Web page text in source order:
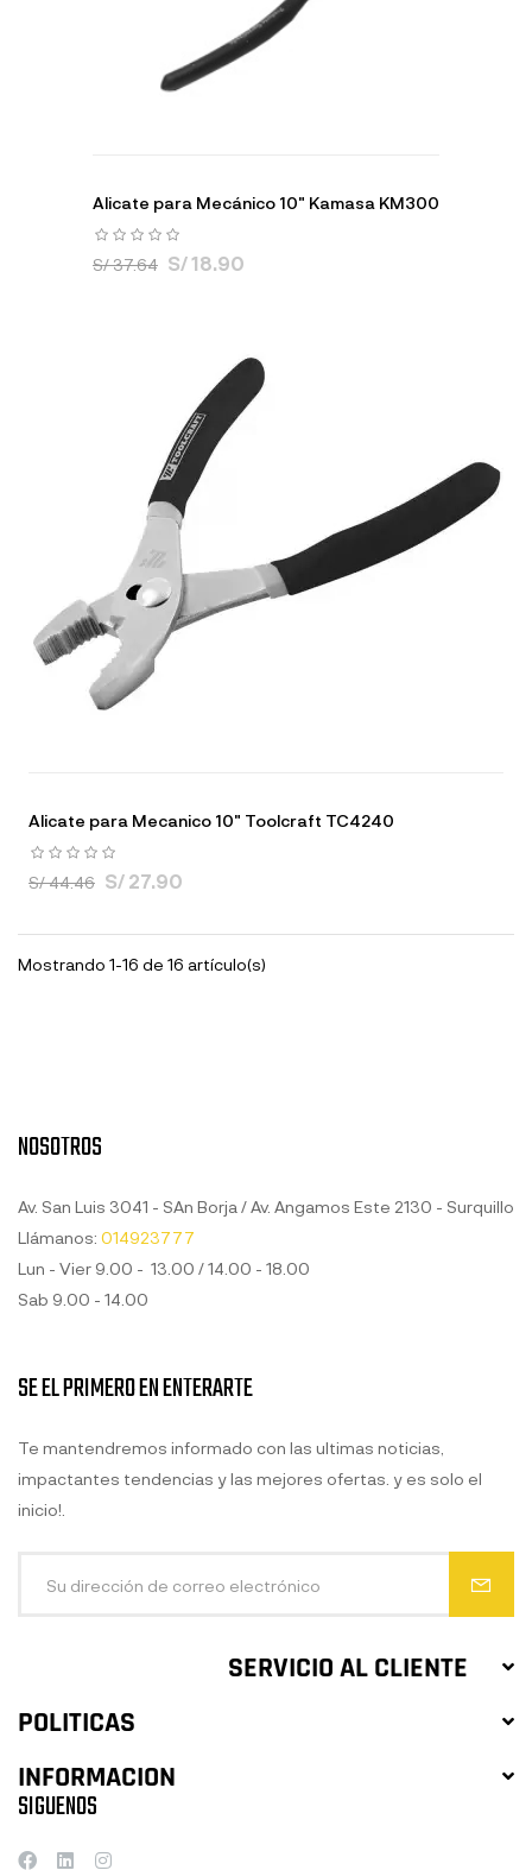
Alicate para Mecánico 10" Kamasa KM300
S/ 37.64 S/ 18.90
Alicate para Mecanico 10" Toolcraft TC4240
S/ 44.46 S/ 27.90
Mostrando 1-16 de 16 artículo(s)
NOSOTROS
Av. San Luis 3041 - SAn Borja / Av. Angamos Este 2130 - Surquillo
Llámanos: 014923777
Lun - Vier 9.00 - 13.00 / 14.00 - 18.00
Sab 9.00 - 14.00
SERVICIO AL CLIENTE
POLITICAS
INFORMACION
SE EL PRIMERO EN ENTERARTE
Te mantendremos informado con las ultimas noticias,
impactantes tendencias y las mejores ofertas. y es solo el
inicio!.
SIGUENOS